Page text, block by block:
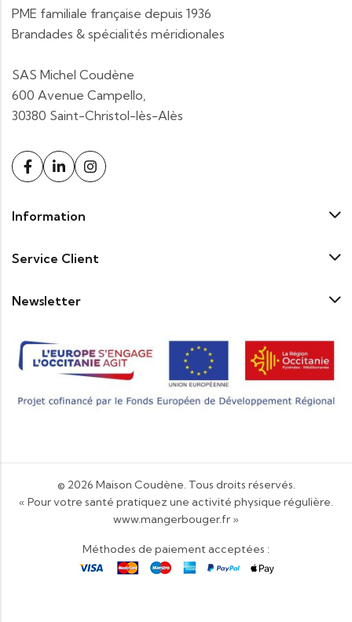
PME familiale française depuis 1936
Brandades & spécialités méridionales
SAS Michel Coudène
600 Avenue Campello,
30380 Saint-Christol-lès-Alès
Information
Service Client
Newsletter
© 2026 Maison Coudène. Tous droits réservés.
« Pour votre santé pratiquez une activité physique régulière.
www.mangerbouger.fr »
Méthodes de paiement acceptées :